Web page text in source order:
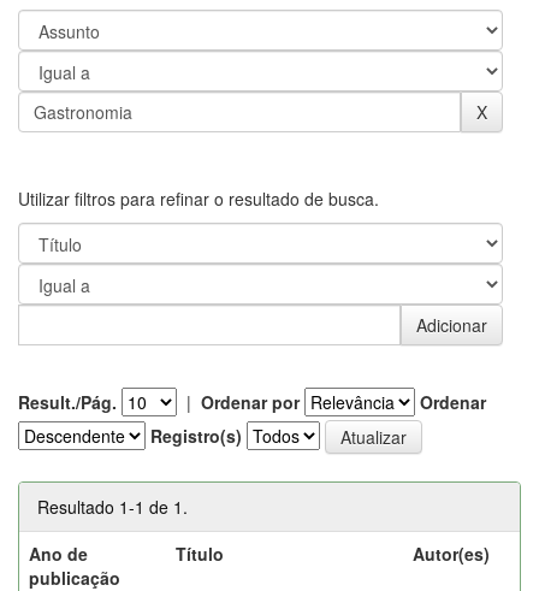
Utilizar filtros para refinar o resultado de busca.
Result./Pág. | Ordenar por
Ordenar
Registro(s)
Resultado 1-1 de 1.
Ano de
publicação
Título Autor(es)